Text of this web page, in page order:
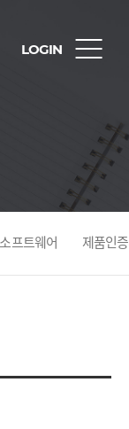
LOGIN
소프트웨어 제품인